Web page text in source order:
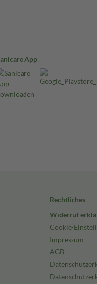
App
Rechtliches
Widerruf
Cookie-
Impressum
AGB